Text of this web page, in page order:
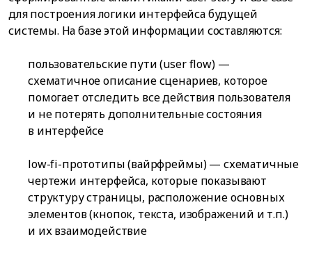
для построения логики интерфейса будущей
системы. На базе этой информации составляются:
пользовательские пути (user flow) —
схематичное описание сценариев, которое
помогает отследить все действия пользователя
и не потерять дополнительные состояния
в интерфейсе
low-fi-прототипы (вайрфреймы) — схематичные
чертежи интерфейса, которые показывают
структуру страницы, расположение основных
элементов (кнопок, текста, изображений и т.п.)
и их взаимодействие